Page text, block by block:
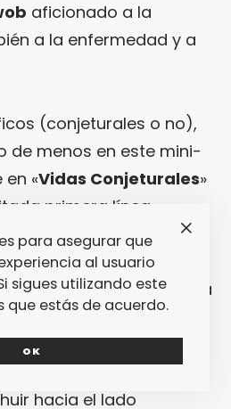
aficionado a la
a la enfermedad y a
(conjeturales o no),
de menos en este mini-
«Vidas Conjeturales»
primera línea,
diálogo con su
una pura
toda autobiografía
de hechos
porJaeggypodrían
de una visible ficción
hacia el lado
para asegurar que
al usuario
sigues utilizando este
que estás de acuerdo.
OK